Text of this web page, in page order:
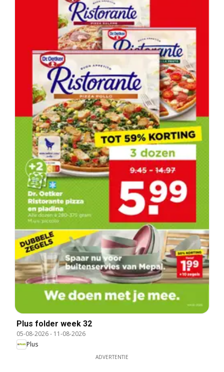
Plus folder week 32
05-08-2026- 11-08-2026
Plus
ADVERTENTIE